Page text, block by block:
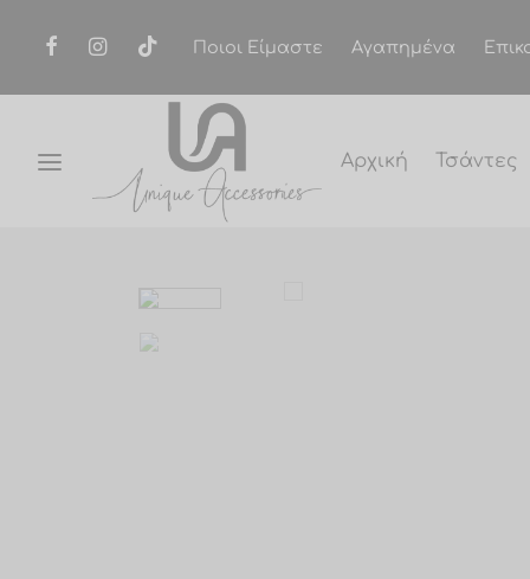
Ποιοι Είμαστε Αγαπημένα
Αρχική Τσάντες